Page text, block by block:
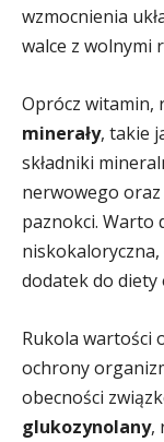
wzmocnienia
walce z wolnymi
Oprócz witamin,
minerały, takie
składniki
nerwowego oraz
paznokci. Warto
niskokaloryczna,
dodatek do diety
Rukola wartości
ochrony
obecności
glukozynolany,